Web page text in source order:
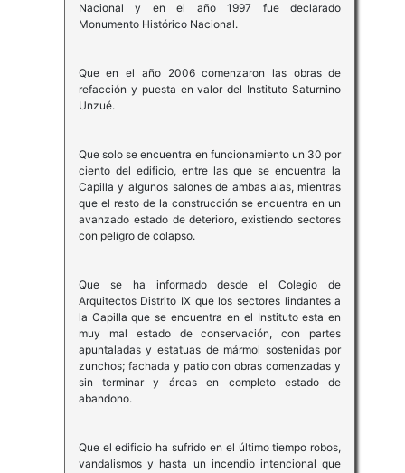
Nacional y en el año 1997 fue declarado
Monumento Histórico Nacional.
Que en el año 2006 comenzaron las obras de
refacción y puesta en valor del Instituto Saturnino
Unzué.
Que solo se encuentra en funcionamiento un 30 por
ciento del edificio, entre las que se encuentra la
Capilla y algunos salones de ambas alas, mientras
que el resto de la construcción se encuentra en un
avanzado estado de deterioro, existiendo sectores
con peligro de colapso.
Que se ha informado desde el Colegio de
Arquitectos Distrito IX que los sectores lindantes a
la Capilla que se encuentra en el Instituto esta en
muy mal estado de conservación, con partes
apuntaladas y estatuas de mármol sostenidas por
zunchos; fachada y patio con obras comenzadas y
sin terminar y áreas en completo estado de
abandono.
Que el edificio ha sufrido en el último tiempo robos,
vandalismos y hasta un incendio intencional que